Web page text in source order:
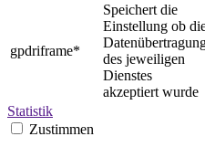
gpdriframe*
Speichert die
Einstellung ob
des jeweiligen
Dienstes
akzeptiert wurde
Statistik
Zustimmen